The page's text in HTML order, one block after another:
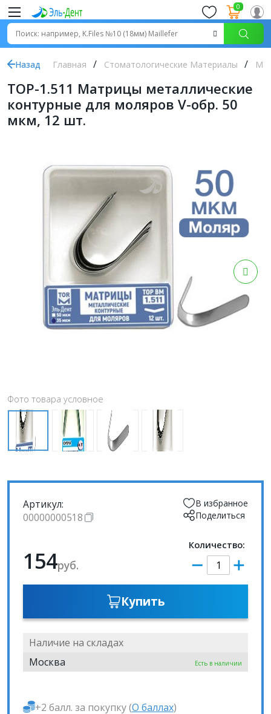
0
Назад Главная Стоматологические Материалы
ТОР-1.511 Матрицы металлические
контурные для моляров V-обр. 50
мкм, 12 шт.
Фото товара условное
Артикул:
00000000518
В избранное
Поделиться
154руб.
Количество:
Купить
Наличие на складах
Москва
Есть в наличии
+2 балл. за покупку (О баллах)